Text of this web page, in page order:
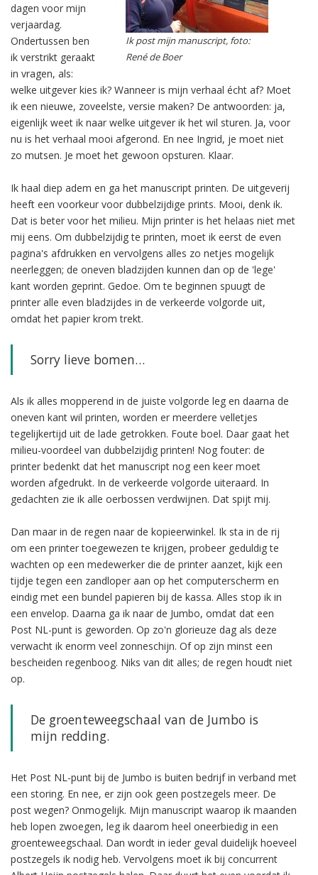
Ik post mijn manuscript, foto:
René de Boer
dagen voor mijn
verjaardag.
Ondertussen ben
ik verstrikt geraakt
in vragen, als:
welke uitgever kies ik? Wanneer is mijn verhaal écht af? Moet
ik een nieuwe, zoveelste, versie maken? De antwoorden: ja,
eigenlijk weet ik naar welke uitgever ik het wil sturen. Ja, voor
nu is het verhaal mooi afgerond. En nee Ingrid, je moet niet
zo mutsen. Je moet het gewoon opsturen. Klaar.
Ik haal diep adem en ga het manuscript printen. De uitgeverij
heeft een voorkeur voor dubbelzijdige prints. Mooi, denk ik.
Dat is beter voor het milieu. Mijn printer is het helaas niet met
mij eens. Om dubbelzijdig te printen, moet ik eerst de even
pagina's afdrukken en vervolgens alles zo netjes mogelijk
neerleggen; de oneven bladzijden kunnen dan op de 'lege'
kant worden geprint. Gedoe. Om te beginnen spuugt de
printer alle even bladzijdes in de verkeerde volgorde uit,
omdat het papier krom trekt.
Sorry lieve bomen…
Als ik alles mopperend in de juiste volgorde leg en daarna de
oneven kant wil printen, worden er meerdere velletjes
tegelijkertijd uit de lade getrokken. Foute boel. Daar gaat het
milieu-voordeel van dubbelzijdig printen! Nog fouter: de
printer bedenkt dat het manuscript nog een keer moet
worden afgedrukt. In de verkeerde volgorde uiteraard. In
gedachten zie ik alle oerbossen verdwijnen. Dat spijt mij.
Dan maar in de regen naar de kopieerwinkel. Ik sta in de rij
om een printer toegewezen te krijgen, probeer geduldig te
wachten op een medewerker die de printer aanzet, kijk een
tijdje tegen een zandloper aan op het computerscherm en
eindig met een bundel papieren bij de kassa. Alles stop ik in
een envelop. Daarna ga ik naar de Jumbo, omdat dat een
Post NL-punt is geworden. Op zo'n glorieuze dag als deze
verwacht ik enorm veel zonneschijn. Of op zijn minst een
bescheiden regenboog. Niks van dit alles; de regen houdt niet
op.
De groenteweegschaal van de Jumbo is
mijn redding.
Het Post NL-punt bij de Jumbo is buiten bedrijf in verband met
een storing. En nee, er zijn ook geen postzegels meer. De
post wegen? Onmogelijk. Mijn manuscript waarop ik maanden
heb lopen zwoegen, leg ik daarom heel oneerbiedig in een
groenteweegschaal. Dan wordt in ieder geval duidelijk hoeveel
postzegels ik nodig heb. Vervolgens moet ik bij concurrent